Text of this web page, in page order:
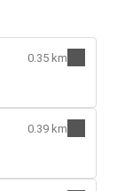
0.35 km
0.39 km